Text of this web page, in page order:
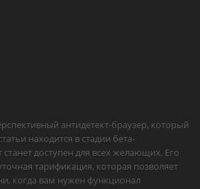
антидетект-браузер, который
находится в стадии бета-
станет доступен для всех желающих. Его
тарификация, которая позволяет
когда вам нужен функционал